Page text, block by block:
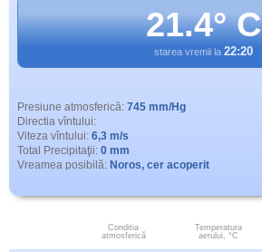
21.4° C
starea vremii la 22:20
Presiune atmosferică: 745 mm/Hg
Directia vîntului:
Viteza vîntului: 6,3 m/s
Total Precipitaţii: 0 mm
Vreamea posibilă: Noros, cer acoperit
Conditia
atmosferică
Temperatura
aerului, °C